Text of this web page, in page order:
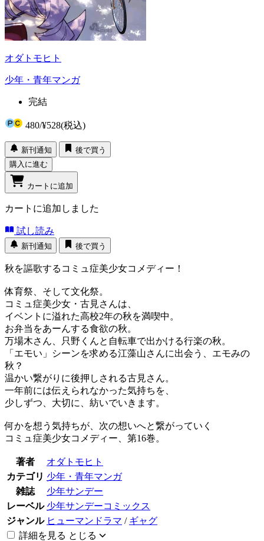
オダトモヒト
少年・青年マンガ
完結
480/¥528(税込)
新刊通知
後で買う
購入に進む
カートに追加
カートに追加しました
試し読み
新刊通知 後で買う
秋を謳歌するコミュ症美少女コメディー！
体育祭、そして文化祭。
コミュ症美少女・古見さんは、
イベントに溢れた高校2年の秋を満喫中。
お弁当をあーんする食欲の秋。
万場木さん、只野くんと自転車で出かける行楽の秋。
「エモい」シーンを求める江藻山さんに出会う、エモみの
秋？
温かい繋がりに後押しされる古見さん。
一年前には伝えられなかった気持ちを、
少しずつ、大切に、紡いでいきます。
何かを想う気持ちが、次の想いへと繋がっていく
コミュ症美少女コメディー、第16巻。
著者
オダトモヒト
カテゴリ 少年・青年マンガ
雑誌
少年サンデー
レーベル 少年サンデーコミックス
ジャンル ヒューマンドラマ / ギャグ
詳細を見る とじる